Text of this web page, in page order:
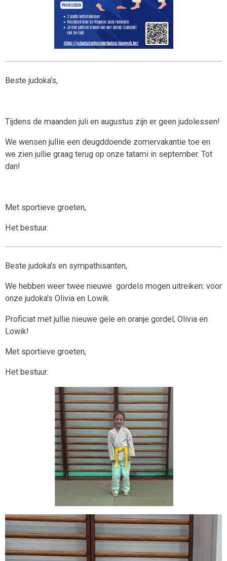
Beste judoka's,
Tijdens de maanden juli en augustus zijn er geen judolessen!
We wensen jullie een deugddoende zomervakantie toe en
we zien jullie graag terug op onze tatami in september. Tot
dan!
Met sportieve groeten,
Het bestuur.
Beste judoka's en sympathisanten,
We hebben weer twee nieuwe gordels mogen uitreiken: voor
onze judoka's Olivia en Lowik.
Proficiat met jullie nieuwe gele en oranje gordel, Olivia en
Lowik!
Met sportieve groeten,
Het bestuur.